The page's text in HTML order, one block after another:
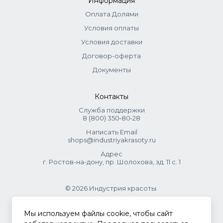
Оплата Долями
Условия оплаты
Условия доставки
Договор-оферта
Документы
Контакты
Служба поддержки
8 (800) 350‑80‑28
Написать Email
shops@industriyakrasoty.ru
Адрес
г. Ростов-на-дону, пр. Шолохова, зд. 11 с. 1
© 2026 Индустрия красоты.
.
Мы используем файлы cookie, чтобы сайт